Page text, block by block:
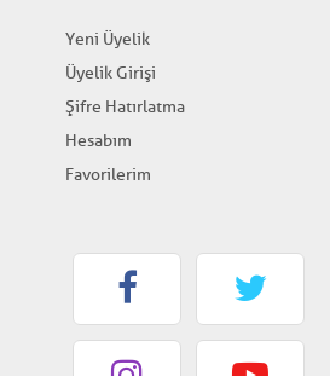
Yeni Üyelik
Üyelik Girişi
Şifre Hatırlatma
Hesabım
Favorilerim